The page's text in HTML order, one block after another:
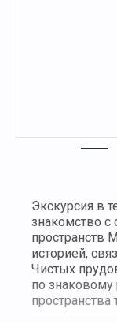
Экскурсия в
знакомство
пространств
историей,
Чистых
по знаковому
пространства